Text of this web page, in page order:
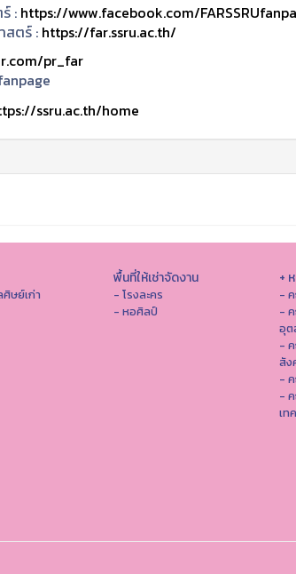
: https://www.facebook.com/
สตร์ : https://far.ssru.ac.th/
pr_far
ssru.ac.th/home
ษย์เก่า
พื้นที่ให้เช่าจัดงาน
- โรงละคร
- หอศิลป์
+
-
-
อุต
-
สัง
-
-
เท